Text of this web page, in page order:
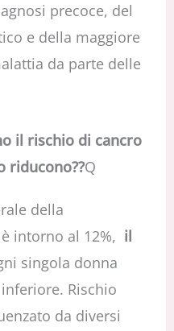
precoce, del
e della maggiore
da parte delle
il rischio di cancro
riducono??Q
della
intorno al 12%, il
singola donna
Rischio
da diversi